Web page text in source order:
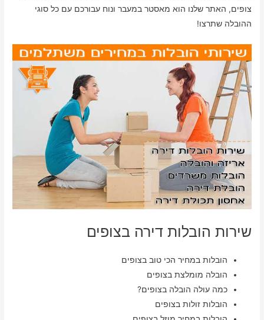
צופים, האתר שלנו הוא מאסטר במעבר ונוח עבורכם עם כל סוגי
ההובלה שתרצו!
שירות הובלות דירה בצופים
הובלות במחיר הכי טוב בצופים
הובלה מומלצת בצופים
כמה עולה הובלה בצופים?
הובלות זולות בצופים